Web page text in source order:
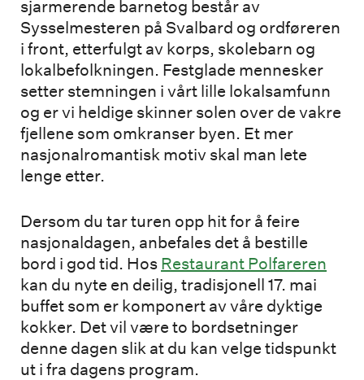
sjarmerende barnetog består av
Sysselmesteren på Svalbard og ordføreren
i front, etterfulgt av korps, skolebarn og
lokalbefolkningen. Festglade mennesker
setter stemningen i vårt lille lokalsamfunn
og er vi heldige skinner solen over de vakre
fjellene som omkranser byen. Et mer
nasjonalromantisk motiv skal man lete
lenge etter.
Dersom du tar turen opp hit for å feire
nasjonaldagen, anbefales det å bestille
bord i god tid. Hos Restaurant Polfareren
kan du nyte en deilig, tradisjonell 17. mai
buffet som er komponert av våre dyktige
kokker. Det vil være to bordsetninger
denne dagen slik at du kan velge tidspunkt
ut i fra dagens program.